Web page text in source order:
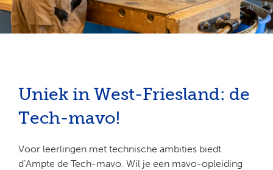
Uniek in West-Friesland: de
Tech-mavo!
Voor leerlingen met technische ambities biedt
d’Ampte de Tech-mavo. Wil je een mavo-opleiding